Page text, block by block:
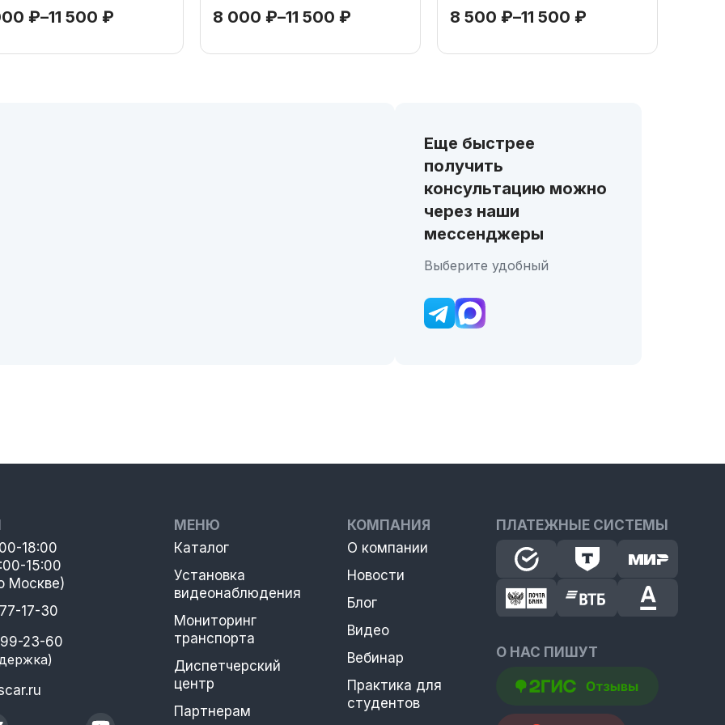
₽–11 500 ₽ 8 000 ₽–11 500 ₽ 8 500 ₽–11 500 ₽
Еще быстрее
получить
консультацию можно
через наши
мессенджеры
Выберите удобный
18:00
15:00
Москве)
17-30
23-60
МЕНЮ
Каталог
Установка
видеонаблюдения
Мониторинг
транспорта
Диспетчерский
центр
Партнерам
КОМПАНИЯ
О компании
Новости
Блог
Видео
Вебинар
Практика для
студентов
ПЛАТЕЖНЫЕ СИСТЕМЫ
О НАС ПИШУТ